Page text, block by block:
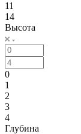
11
14
Высота
0
1
2
3
4
Глубина